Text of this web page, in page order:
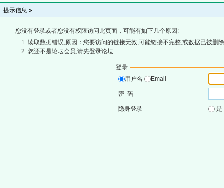
提示信息 »
您没有登录或者您没有权限访问此页面，可能有如下几个原因:
读取数据错误,原因：您要访问的链接无效,可能链接不完整,或数据已被删
您还不是论坛会员,请先登录论坛
登录
用户名
Email
密 码
隐身登录